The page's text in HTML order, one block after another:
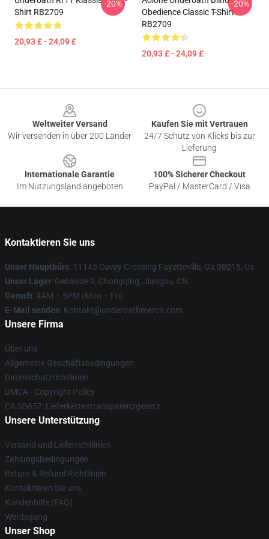
Shirt RB2709
20,93 £ - 24,09 £
-20%
Obedience Classic T-Shirt
RB2709
20,93 £ - 24,09 £
-20%
Weltweiter Versand
Wir versenden in über 200 Länder
Kaufen Sie mit Vertrauen
24/7 Schutz von Klicks bis zur
Lieferung
Internationale Garantie
Im Nutzungsland angeboten
100% Sicherer Checkout
PayPal / MasterCard / Visa
Kontaktieren Sie uns
Unser Hauptbüro: 11145 Covey Crossing Fayetteville, Ga 30215, Us
Unser Lager: Gebäude 9, Chongqing, Jiangsu, CN
Geruch: 9AM – 5PM (Mon – Fri)
E-Mail senden: Kontakt@underoathmerch.com
Unsere Firma
Über uns
Allgemeine Geschäftsbedingungen
Datenschutzrichtlinien
DMCA - Copyright Policy
CA SB657: Lieferkettentransparenzgesetz
Unsere Unterstützung
Versand und Lieferrichtlinien
Zahlungsbedingungen
Return & Refund Richtlinien
Kontaktieren Sie uns
Kundenhilfe (FAQ)
Werdegang
Unser Shop